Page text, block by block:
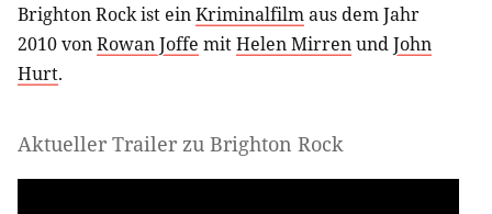
Brighton Rock ist einKriminalfilmaus dem Jahr
2010 vonRowan Joffe mitHelen MirrenundJohn
Hurt.
Aktueller Trailer zu Brighton Rock